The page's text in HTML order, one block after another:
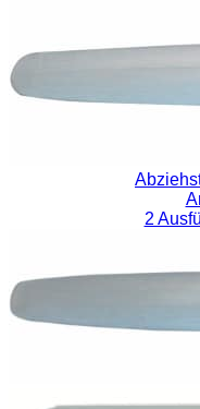
2